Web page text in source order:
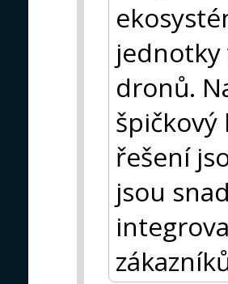
dronů.
špičkový
řešení
jsou